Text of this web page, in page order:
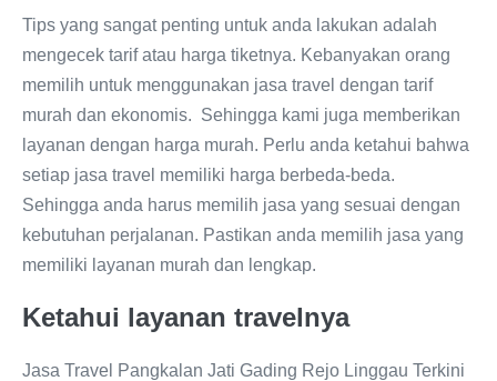
Tips yang sangat penting untuk anda lakukan adalah
mengecek tarif atau harga tiketnya. Kebanyakan orang
memilih untuk menggunakan jasa travel dengan tarif
murah dan ekonomis. Sehingga kami juga memberikan
layanan dengan harga murah. Perlu anda ketahui bahwa
setiap jasa travel memiliki harga berbeda-beda.
Sehingga anda harus memilih jasa yang sesuai dengan
kebutuhan perjalanan. Pastikan anda memilih jasa yang
memiliki layanan murah dan lengkap.
Ketahui layanan travelnya
Jasa Travel Pangkalan Jati Gading Rejo Linggau Terkini